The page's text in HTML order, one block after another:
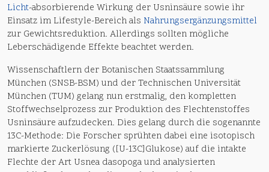
Licht-absorbierende Wirkung der Usninsäure sowie ihr
Einsatz im Lifestyle-Bereich als Nahrungsergänzungsmittel
zur Gewichtsreduktion. Allerdings sollten mögliche
Leberschädigende Effekte beachtet werden.
Wissenschaftlern der Botanischen Staatssammlung
München (SNSB-BSM) und der Technischen Universität
München (TUM) gelang nun erstmalig, den kompletten
Stoffwechselprozess zur Produktion des Flechtenstoffes
Usninsäure aufzudecken. Dies gelang durch die sogenannte
13C-Methode: Die Forscher sprühten dabei eine isotopisch
markierte Zuckerlösung ([U-13C]Glukose) auf die intakte
Flechte der Art Usnea dasopoga und analysierten